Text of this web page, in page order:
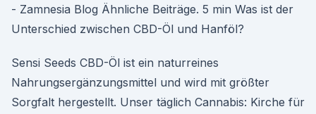
- Zamnesia Blog Ähnliche Beiträge. 5 min Was ist der
Unterschied zwischen CBD-Öl und Hanföl?
Sensi Seeds CBD-Öl ist ein naturreines
Nahrungsergänzungsmittel und wird mit größter
Sorgfalt hergestellt. Unser täglich Cannabis: Kirche für